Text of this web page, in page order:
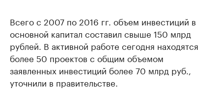
Всего с 2007 по 2016 гг. объем инвестиций в
основной капитал составил свыше 150 млрд
рублей. В активной работе сегодня находятся
более 50 проектов с общим объемом
заявленных инвестиций более 70 млрд руб.,
уточнили в правительстве.